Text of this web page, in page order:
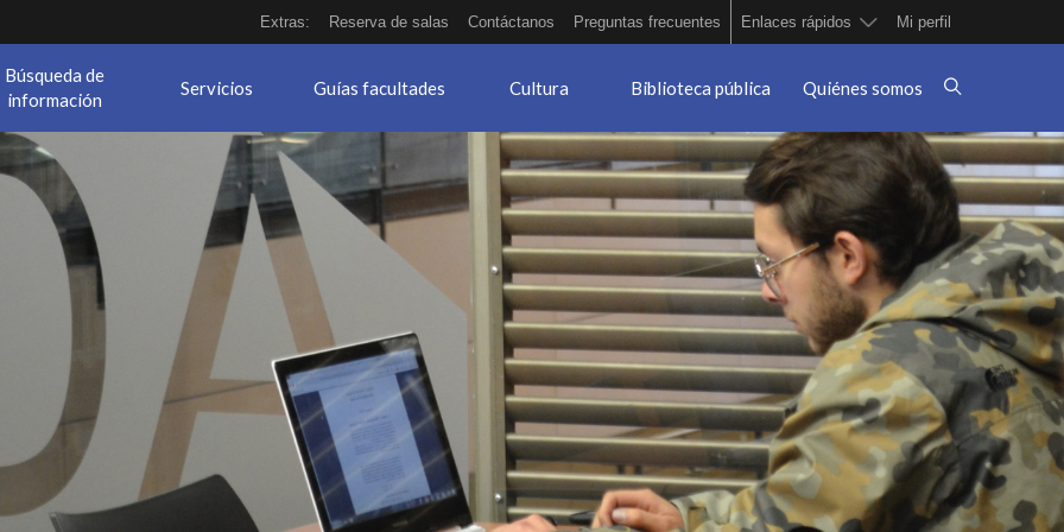
Extras: Reserva de salas Contáctanos Preguntas frecuentes Enlaces rápidos Mi perfil
Búsqueda de
información
Servicios Guías facultades Cultura Biblioteca pública Quiénes somos